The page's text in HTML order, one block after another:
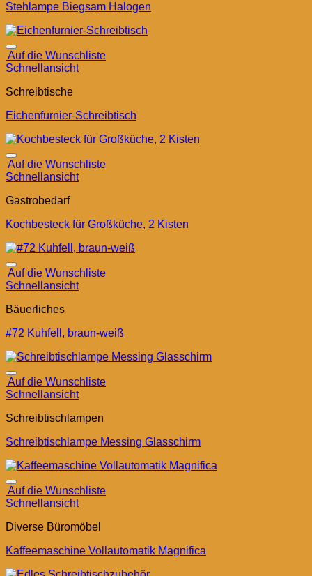
Stehlampe Biegsam Halogen
Auf die Wunschliste
Schnellansicht
Schreibtische
Eichenfurnier-Schreibtisch
Auf die Wunschliste
Schnellansicht
Gastrobedarf
Kochbesteck für Großküche, 2 Kisten
Auf die Wunschliste
Schnellansicht
Bäuerliches
#72 Kuhfell, braun-weiß
Auf die Wunschliste
Schnellansicht
Schreibtischlampen
Schreibtischlampe Messing Glasschirm
Auf die Wunschliste
Schnellansicht
Diverse Büromöbel
Kaffeemaschine Vollautomatik Magnifica